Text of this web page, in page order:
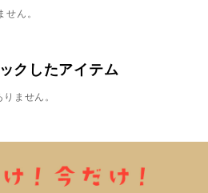
ん。
クしたアイテム
ません。